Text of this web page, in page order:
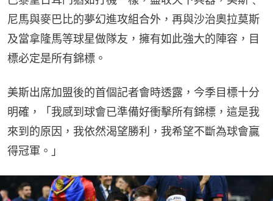
尼馬與麥巴比的夢幻進攻組合外，再與沙治奧拉莫斯
及當拿隆馬等球星做隊友，擁有如此強大的陣容，目
標必定是所有錦標。
美斯出席加盟後的首個記者會時透露，今季目標十分
明確，「我感到球會已準備好衝擊所有錦標，這是我
來到的原因，我依然渴望勝利，我希望不斷為球會贏
得冠軍。」